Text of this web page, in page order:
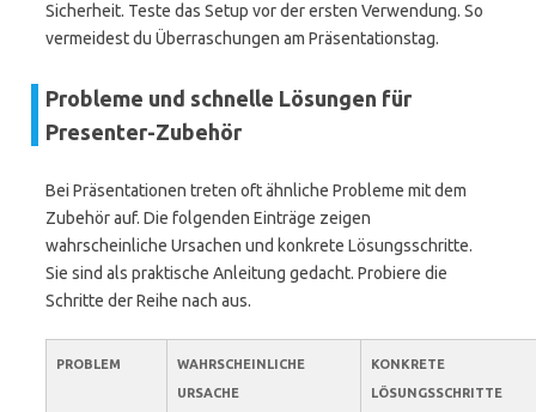
Sicherheit. Teste das Setup vor der ersten Verwendung. So
vermeidest du Überraschungen am Präsentationstag.
Probleme und schnelle Lösungen für
Presenter-Zubehör
Bei Präsentationen treten oft ähnliche Probleme mit dem
Zubehör auf. Die folgenden Einträge zeigen
wahrscheinliche Ursachen und konkrete Lösungsschritte.
Sie sind als praktische Anleitung gedacht. Probiere die
Schritte der Reihe nach aus.
PROBLEM
WAHRSCHEINLICHE
URSACHE
KONKRETE
LÖSUNGSSCHRITTE